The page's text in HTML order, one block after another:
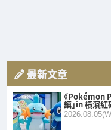
最新文章
《Pokémon
鎮」in 橫濱